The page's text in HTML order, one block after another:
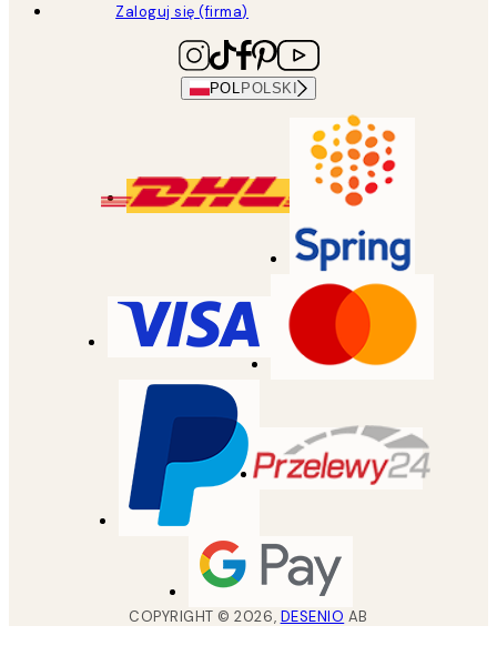
Zaloguj się (firma)
POL POLSKI
COPYRIGHT ©2026, DESENIO AB